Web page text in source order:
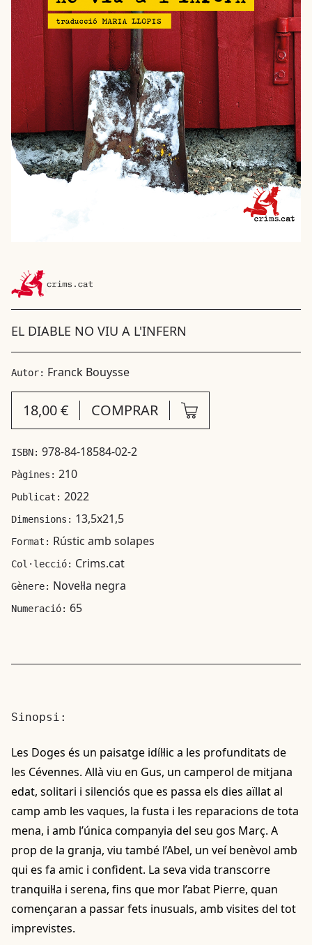
EL DIABLE NO VIU A L'INFERN
Autor: Franck Bouysse
18,00 € COMPRAR
ISBN: 978-84-18584-02-2
Pàgines: 210
Publicat: 2022
Dimensions: 13,5x21,5
Format: Rústic amb solapes
Col·lecció: Crims.cat
Gènere: Novel·la negra
Numeració: 65
Sinopsi:
Les Doges és un paisatge idíl·lic a les profunditats de
les Cévennes. Allà viu en Gus, un camperol de mitjana
edat, solitari i silenciós que es passa els dies aïllat al
camp amb les vaques, la fusta i les reparacions de tota
mena, i amb l’única companyia del seu gos Març. A
prop de la granja, viu també l’Abel, un veí benèvol amb
qui es fa amic i confident. La seva vida transcorre
tranquil·la i serena, fins que mor l’abat Pierre, quan
començaran a passar fets inusuals, amb visites del tot
imprevistes.